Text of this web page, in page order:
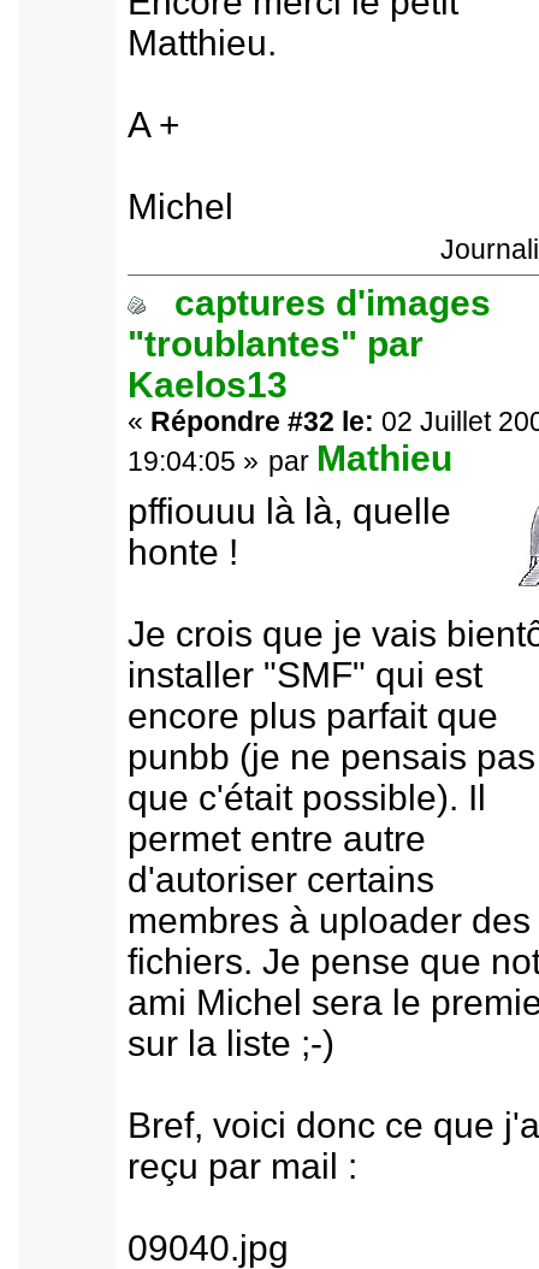
Matthieu.
A +
Michel
captures d'images
"troublantes" par
Kaelos13
« Répondre #32 le: 02 Juillet
19:04:05 » par Mathieu
pffiouuu là là, quelle
honte !
Je crois que je vais
installer "SMF" qui est
encore plus parfait que
punbb (je ne pensais pas
que c'était possible). Il
permet entre autre
d'autoriser certains
membres à uploader des
fichiers. Je pense que
ami Michel sera le
sur la liste ;-)
Bref, voici donc ce que
reçu par mail :
09040.jpg